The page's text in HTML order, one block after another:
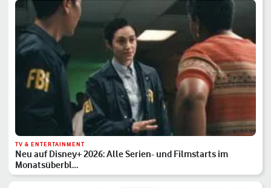
TV & ENTERTAINMENT
Neu auf Disney+ 2026: Alle Serien- und Filmstarts im
Monatsüberbl…